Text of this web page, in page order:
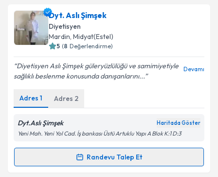
Dyt. Aslı Şimşek
Diyetisyen
Mardin, Midyat(Estel)
5 (8 Değerlendirme)
Diyetisyen Aslı Şimşek güleryüzlülüğü ve samimiyetiyle
sağlıklı beslenme konusunda danışanlarını...
Devamı
Adres 1 Adres 2
Dyt.Aslı Şimşek Haritada Göster
Yeni Mah. Yeni Yol Cad. İş bankası Üstü Artuklu Yapı A Blok K:1 D:3
Randevu Talep Et
Randevu Takvimi Talebi